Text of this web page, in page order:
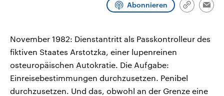
Abonnieren
Link
November 1982: Dienstantritt als Passkontrolleur des
fiktiven Staates Arstotzka, einer lupenreinen
osteuropäischen Autokratie. Die Aufgabe:
Einreisebestimmungen durchzusetzen. Penibel
durchzusetzen. Und das, obwohl an der Grenze eine